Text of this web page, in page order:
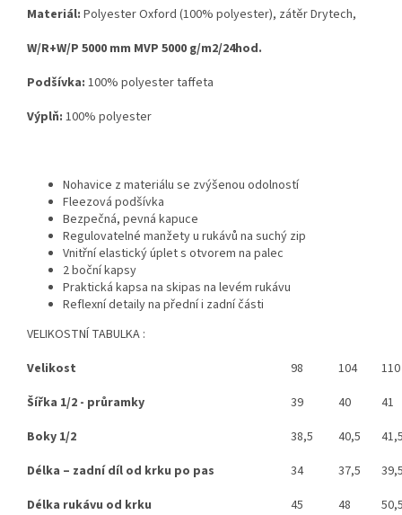
Materiál: Polyester Oxford (100% polyester), zátěr Drytech,
W/R+W/P 5000 mm MVP 5000 g/m2/24hod.
Podšívka: 100% polyester taffeta
Výplň: 100% polyester
Nohavice z materiálu se zvýšenou odolností
Fleezová podšívka
Bezpečná, pevná kapuce
Regulovatelné manžety u rukávů na suchý zip
Vnitřní elastický úplet s otvorem na palec
2 boční kapsy
Praktická kapsa na skipas na levém rukávu
Reflexní detaily na přední i zadní části
VELIKOSTNÍ TABULKA :
Velikost
98 104
110
Šířka 1/2 - průramky
39 40
41
Boky 1/2
38,5 40,5
Délka – zadní díl od krku po pas
34 37,5
Délka rukávu od krku
45 48